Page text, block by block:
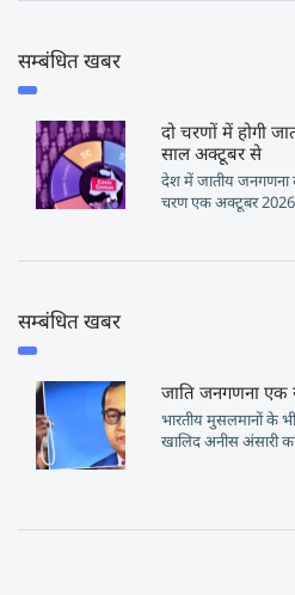
सम्बंधित खबर
दो चरणों में होगी
साल अक्टूबर से
देश में जातीय जनगणना
चरण एक अक्टूबर 2026
सम्बंधित खबर
जाति जनगणना एक
भारतीय मुसलमानों के
खालिद अनीस अंसारी